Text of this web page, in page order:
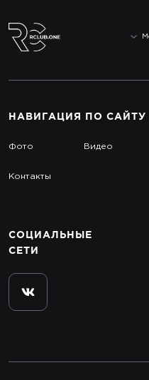
НАВИГАЦИЯ ПО САЙТУ
Фото Видео
Контакты
СОЦИАЛЬНЫЕ
СЕТИ